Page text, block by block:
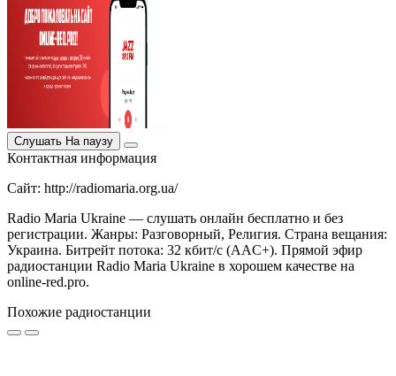
Слушать На паузу
Контактная информация
Сайт: http://radiomaria.org.ua/
Radio Maria Ukraine — слушать онлайн бесплатно и без
регистрации. Жанры: Разговорный, Религия. Страна вещания:
Украина. Битрейт потока: 32 кбит/с (AAC+). Прямой эфир
радиостанции Radio Maria Ukraine в хорошем качестве на
online-red.pro.
Похожие радиостанции